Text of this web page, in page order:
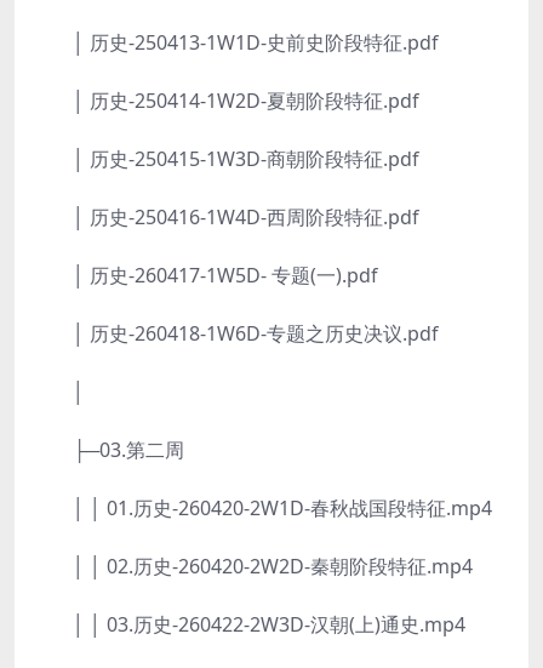
│ 历史-250413-1W1D-史前史阶段特征.pdf
│ 历史-250414-1W2D-夏朝阶段特征.pdf
│ 历史-250415-1W3D-商朝阶段特征.pdf
│ 历史-250416-1W4D-西周阶段特征.pdf
│ 历史-260417-1W5D- 专题(一).pdf
│ 历史-260418-1W6D-专题之历史决议.pdf
├─03.第二周
│ │ 01.历史-260420-2W1D-春秋战国段特征.mp4
│ │ 02.历史-260420-2W2D-秦朝阶段特征.mp4
│ │ 03.历史-260422-2W3D-汉朝(上)通史.mp4